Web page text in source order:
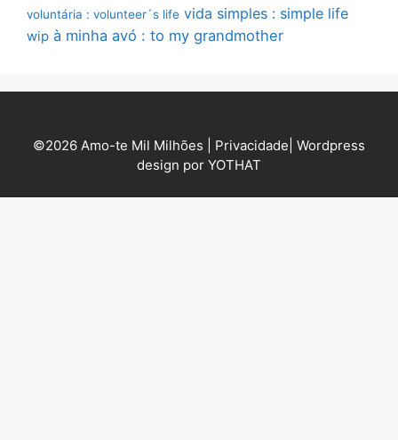
voluntária : volunteer´s life vida simples : simple life
wip à minha avó : to my grandmother
©2026 Amo-te Mil Milhões | Privacidade Wordpress
design por YOTHAT